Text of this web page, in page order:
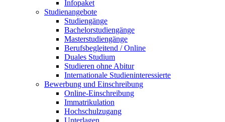
Infopaket
Studienangebote
Studiengänge
Bachelorstudiengänge
Masterstudiengänge
Berufsbegleitend / Online
Duales Studium
Studieren ohne Abitur
Internationale Studieninteressierte
Bewerbung und Einschreibung
Online-Einschreibung
Immatrikulation
Hochschulzugang
Unterlagen